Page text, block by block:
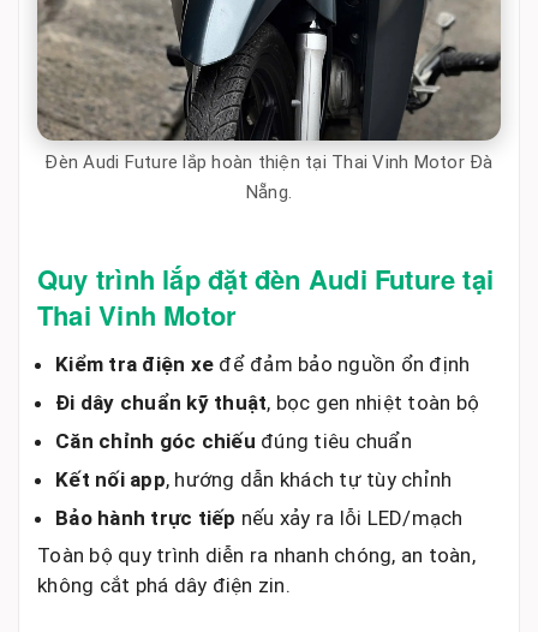
Đèn Audi Future lắp hoàn thiện tại Thai Vinh Motor Đà
Nẵng.
Quy trình lắp đặt đèn Audi Future tại
Thai Vinh Motor
Kiểm tra điện xe để đảm bảo nguồn ổn định
Đi dây chuẩn kỹ thuật, bọc gen nhiệt toàn bộ
Căn chỉnh góc chiếu đúng tiêu chuẩn
Kết nối app, hướng dẫn khách tự tùy chỉnh
Bảo hành trực tiếp nếu xảy ra lỗi LED/mạch
Toàn bộ quy trình diễn ra nhanh chóng, an toàn,
không cắt phá dây điện zin.